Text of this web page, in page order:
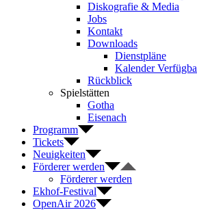
Diskografie & Media
Jobs
Kontakt
Downloads
Dienstpläne
Kalender
Rückblick
Spielstätten
Gotha
Eisenach
Programm
Tickets
Neuigkeiten
Förderer werden
Förderer werden
Ekhof-Festival
OpenAir 2026